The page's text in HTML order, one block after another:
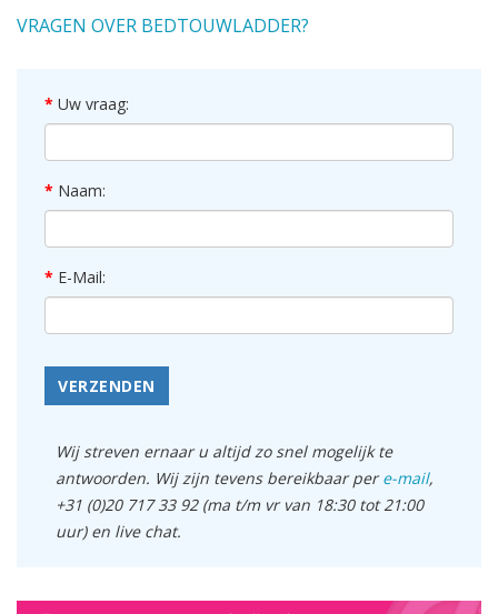
VRAGEN OVER BEDTOUWLADDER?
Uw vraag:
Naam:
E-Mail:
VERZENDEN
Wij streven ernaar u altijd zo snel mogelijk te
antwoorden. Wij zijn tevens bereikbaar pere-mail,
+31 (0)20 717 33 92 (ma t/m vr van 18:30 tot 21:00
uur) en live chat.